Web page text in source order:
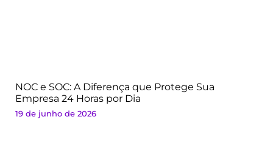
NOC e SOC: A Diferença que Protege Sua
Empresa 24 Horas por Dia
19 de junho de 2026